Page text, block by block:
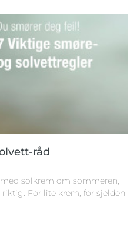
råd
solkrem om sommeren,
For lite krem, for sjelden